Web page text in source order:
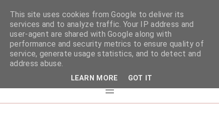
This site uses cookies from Google to deliver its
services and to analyze traffic. Your IP address and
user-agent are shared with Google along with
performance and security metrics to ensure quality of
service, generate usage statistics, and to detect and
address abuse.
LEARN MORE GOT IT